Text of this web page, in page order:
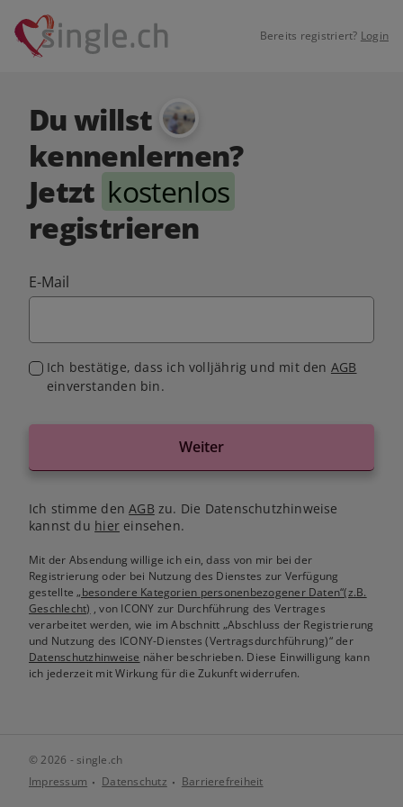
Bereits registriert? Login
Du willst
kennenlernen?
Jetzt kostenlos
registrieren
E-Mail
Ich bestätige, dass ich volljährig und mit den AGB
einverstanden bin.
Weiter
Ich stimme denAGB zu. Die Datenschutzhinweise
kannst du hiereinsehen.
Mit der Absendung willige ich ein, dass von mir bei der
Registrierung oder bei Nutzung des Dienstes zur Verfügung
gestellte„besondere Kategorien personenbezogener Daten“(z.B.
Geschlecht) , von ICONY zur Durchführung des Vertrages
verarbeitet werden, wie im Abschnitt „Abschluss der Registrierung
und Nutzung des ICONY-Dienstes (Vertragsdurchführung)“ der
Datenschutzhinweise näher beschrieben. Diese Einwilligung kann
ich jederzeit mit Wirkung für die Zukunft widerrufen.
© 2026 - single.ch
Impressum
Datenschutz Barrierefreiheit